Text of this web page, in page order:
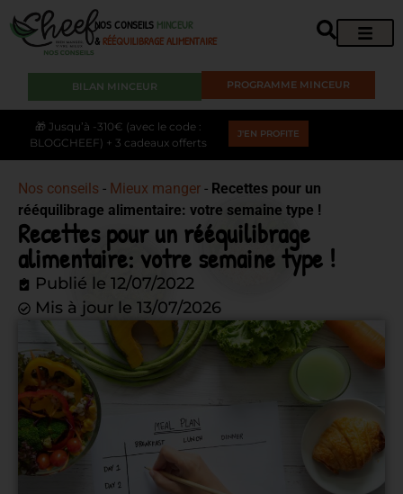
NOS CONSEILS MINCEUR
&RÉÉQUILIBRAGE ALIMENTAIRE
PROGRAMME MINCEUR
BILAN MINCEUR
🎁 Jusqu’à -310€ (avec le code :
BLOGCHEEF) + 3 cadeaux offerts
J'EN PROFITE
Nos conseils - Mieux manger - Recettes pour un
rééquilibrage alimentaire: votre semaine type !
Recettes pour un rééquilibrage
alimentaire: votre semaine type !
Publié le 12/07/2022
Mis à jour le 13/07/2026